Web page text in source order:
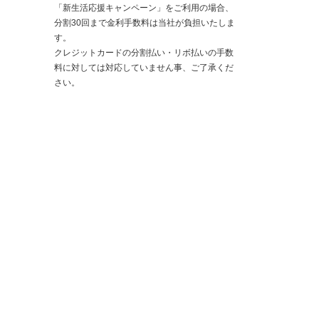
「新生活応援キャンペーン」をご利用の場合、
分割30回まで金利手数料は当社が負担いたしま
す。
クレジットカードの分割払い・リボ払いの手数
料に対しては対応していません事、ご了承くだ
さい。